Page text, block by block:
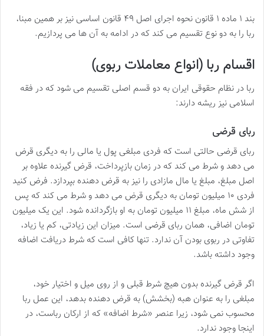
بند ۱ ماده ۱ قانون نحوه اجرای اصل ۴۹ قانون اساسی نیز بر همین مبنا،
ربا را به دو نوع تقسیم می کند که در ادامه به آن ها می پردازیم.
اقسام ربا (انواع معاملات ربوی)
ربا در نظام حقوقی ایران به دو قسم اصلی تقسیم می شود که در فقه
اسلامی نیز ریشه دارند:
ربای قرضی
ربای قرضی حالتی است که فردی مبلغی پول یا مالی را به دیگری قرض
می دهد و شرط می کند که در زمان بازپرداخت، قرض گیرنده علاوه بر
اصل مبلغ، مبلغ یا مال مازادی را نیز به قرض دهنده بپردازد. فرض کنید
فردی ۱۰ میلیون تومان به دیگری قرض می دهد و شرط می کند که پس
از شش ماه، مبلغ ۱۱ میلیون تومان به او بازگردانده شود. این یک میلیون
تومان اضافی، همان ربای قرضی است. میزان این زیادتی، کم یا زیاد،
تفاوتی در ربوی بودن آن ندارد. تنها کافی است که شرط دریافت اضافه
وجود داشته باشد.
اگر قرض گیرنده بدون هیچ شرط قبلی و از روی میل و اختیار خود،
مبلغی را به عنوان هبه (بخشش) به قرض دهنده بدهد، این عمل ربا
محسوب نمی شود، زیرا عنصر «شرط اضافه» که از ارکان رباست، در
اینجا وجود ندارد.